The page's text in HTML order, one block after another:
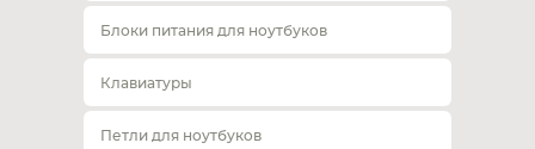
Блоки питания для ноутбуков
Клавиатуры
Петли для ноутбуков